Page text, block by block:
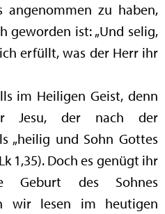
angenommen zu haben,
geworden ist: „Und selig,
erfüllt, was der Herr ihr
im Heiligen Geist, denn
Jesu, der nach der
„heilig und Sohn Gottes
1,35). Doch es genügt ihr
des Sohnes
wir lesen im heutigen